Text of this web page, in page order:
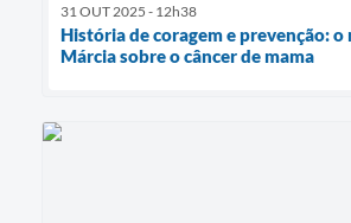
31 OUT 2025 - 12h38
História de coragem e prevenção: o
Márcia sobre o câncer de mama